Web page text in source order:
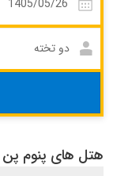
هتل های پنوم پن